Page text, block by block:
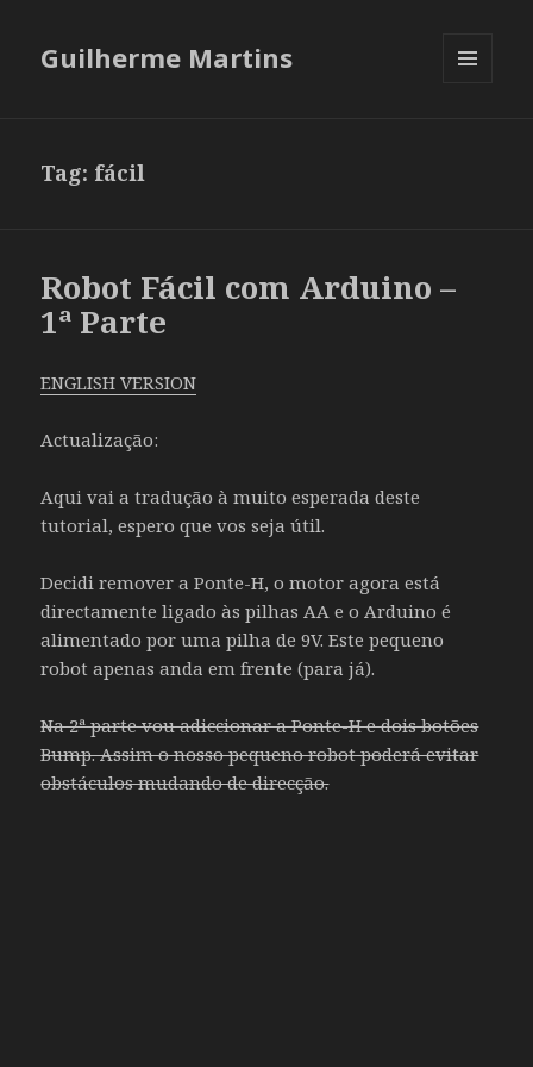
Guilherme Martins
Tag: fácil
Robot Fácil com Arduino –
1ª Parte
ENGLISH VERSION
Actualização:
Aqui vai a tradução à muito esperada deste
tutorial, espero que vos seja útil.
Decidi remover a Ponte-H, o motor agora está
directamente ligado às pilhas AA e o Arduino é
alimentado por uma pilha de 9V. Este pequeno
robot apenas anda em frente (para já).
Na 2ª parte vou adiccionar a Ponte-H e dois botões
Bump. Assim o nosso pequeno robot poderá evitar
obstáculos mudando de direcção.